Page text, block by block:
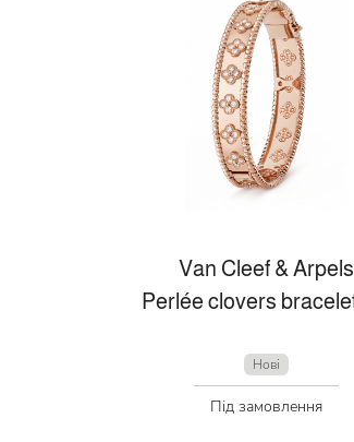
Van Cleef & Arpels
Нові
Під замовлення